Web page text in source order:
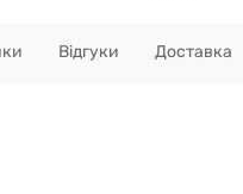
Відгуки Доставка